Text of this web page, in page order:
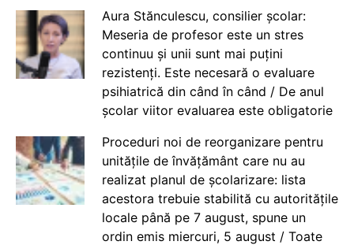
Aura Stănculescu, consilier școlar:
Meseria de profesor este un stres
continuu și unii sunt mai puțini
rezistenți. Este necesară o evaluare
psihiatrică din când în când / De anul
școlar viitor evaluarea este obligatorie
Proceduri noi de reorganizare pentru
unitățile de învățământ care nu au
realizat planul de școlarizare: lista
acestora trebuie stabilită cu autoritățile
locale până pe 7 august, spune un
ordin emis miercuri, 5 august / Toate